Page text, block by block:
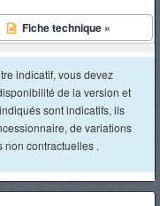
Fiche technique »
indicatif, vous devez
de la version et
sont indicatifs, ils
de variations
non contractuelles .